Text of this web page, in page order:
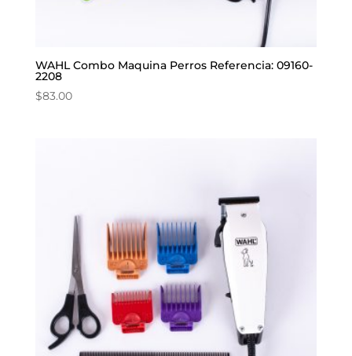
WAHL Combo Maquina Perros Referencia: 09160-
2208
$83.00